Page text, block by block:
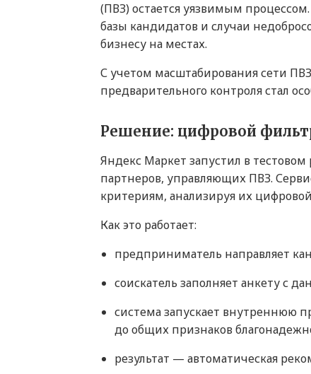
(ПВЗ) остается уязвимым
базы кандидатов и случаи
бизнесу на местах.
С учетом масштабирования сети
предварительного контроля стал
Решение: цифровой
Яндекс Маркет запустил в
партнеров, управляющих ПВЗ.
критериям, анализируя их
Как это работает:
предприниматель направляет
соискатель заполняет анкету с
система запускает внутреннюю
до общих признаков
результат — автоматическая